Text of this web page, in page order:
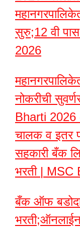
सुरु;12 वी
2026
नोकरीची
Bharti
चालक व इतर
सहकारी बँक
भरती | MSC
बँक ऑफ बडोदा